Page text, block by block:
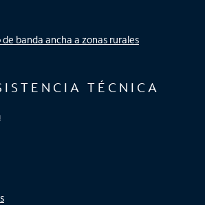
banda ancha a zonas rurales
TÉCNICA